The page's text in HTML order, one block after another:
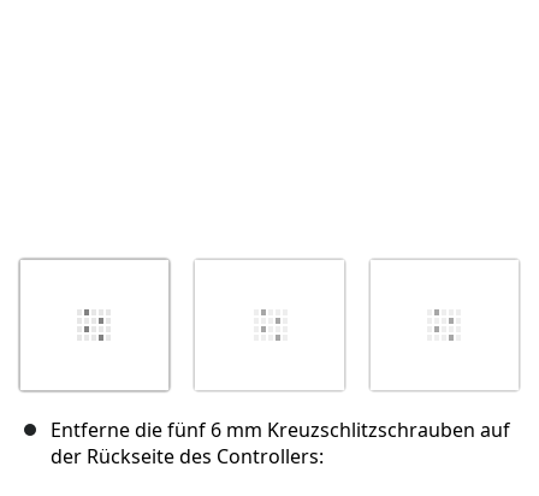
Entferne die fünf 6 mm Kreuzschlitzschrauben auf
der Rückseite des Controllers: